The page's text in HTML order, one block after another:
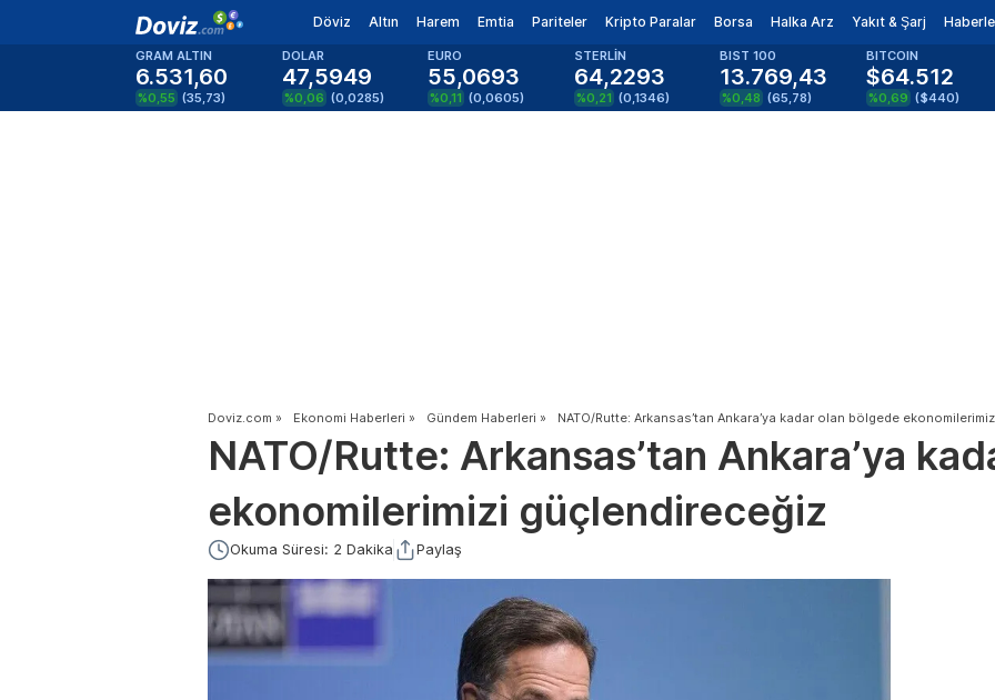
Döviz Altın Harem Emtia Pariteler Kripto Paralar Borsa Halka Arz Yakıt & Şarj
GRAM ALTIN
6.531,60
%0,55 (35,73)
DOLAR
47,5949
%0,06 (0,0285)
EURO
55,0693
%0,11 (0,0605)
STERLİN
64,2293
%0,21 (0,1346)
BIST 100
13.769,43
%0,48 (65,78)
BITCOIN
$64.512
%0,69 ($440)
Doviz.com » Ekonomi Haberleri » Gündem Haberleri » NATO/Rutte: Arkansas’tan Ankara’ya kadar olan bölgede
NATO/Rutte: Arkansas’tan Ankara’ya
ekonomilerimizi güçlendireceğiz
Okuma Süresi: 2 Dakika Paylaş